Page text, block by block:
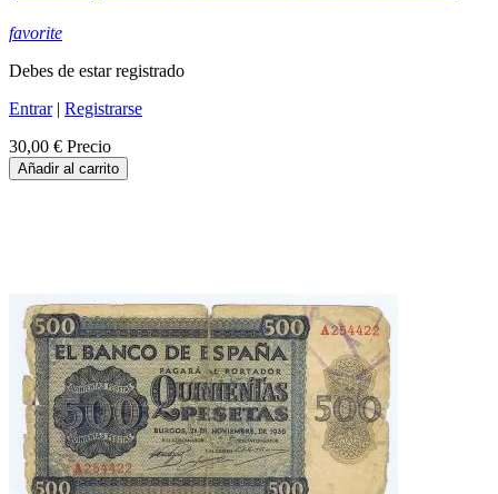
favorite
Debes de estar registrado
Entrar| Registrarse
30,00 € Precio
Añadir al carrito